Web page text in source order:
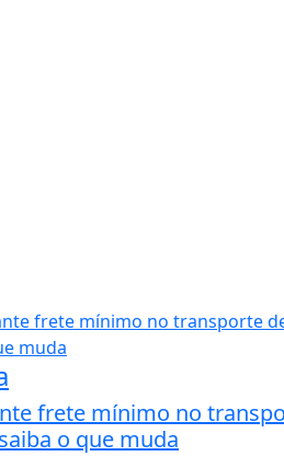
frete mínimo no
o que muda